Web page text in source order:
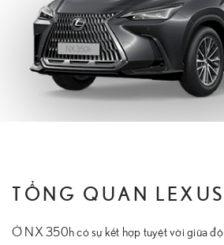
TỔNG QUAN
Ở NX 350h có sự kết hợp tuyệt vời giữa